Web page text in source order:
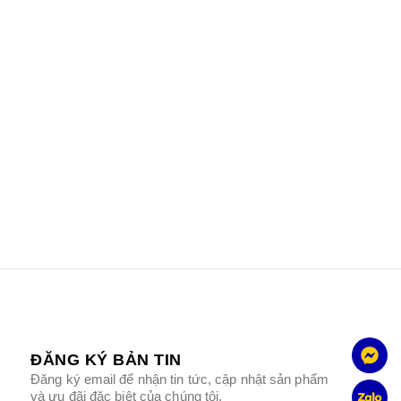
ĐĂNG KÝ BẢN TIN
Đăng ký email để nhận tin tức, cập nhật sản phẩm
và ưu đãi đặc biệt của chúng tôi.